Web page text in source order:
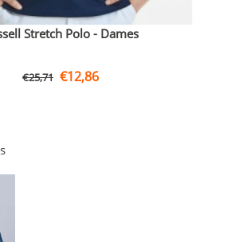
Stretch Polo - Dames
€25,71 €12,86